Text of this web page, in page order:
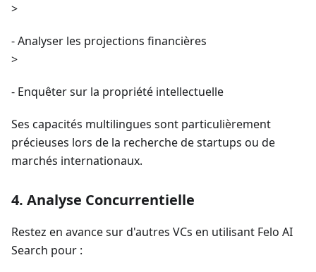
>
- Analyser les projections financières
>
- Enquêter sur la propriété intellectuelle
Ses capacités multilingues sont particulièrement
précieuses lors de la recherche de startups ou de
marchés internationaux.
4. Analyse Concurrentielle
Restez en avance sur d'autres VCs en utilisant Felo AI
Search pour :